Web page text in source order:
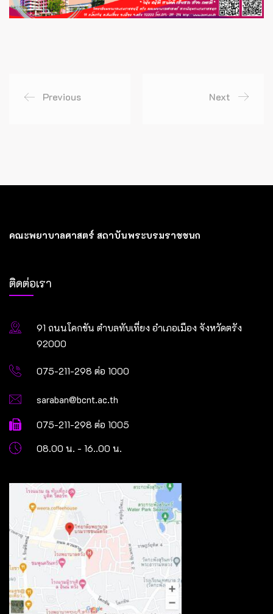
Previous Next
คณะพยาบาลศาสตร์ สถาบันพระบรมราชชนก
ติดต่อเรา
91 ถนนโคกขัน ตำบลทับเที่ยง อำเภอเมือง จังหวัดตรัง
92000
075-211-298 ต่อ 1000
saraban@bcnt.ac.th
075-211-298 ต่อ 1005
08.00 น. - 16..00 น.